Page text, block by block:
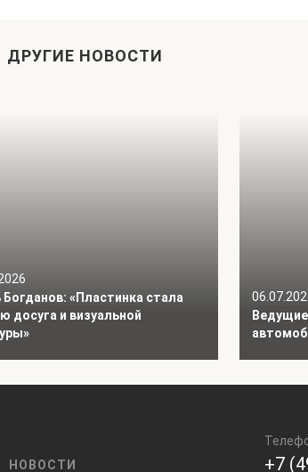
ДРУГИЕ НОВОСТИ
Богданов: «Пластинка стала
досуга и визуальной
НОВОСТИ +7